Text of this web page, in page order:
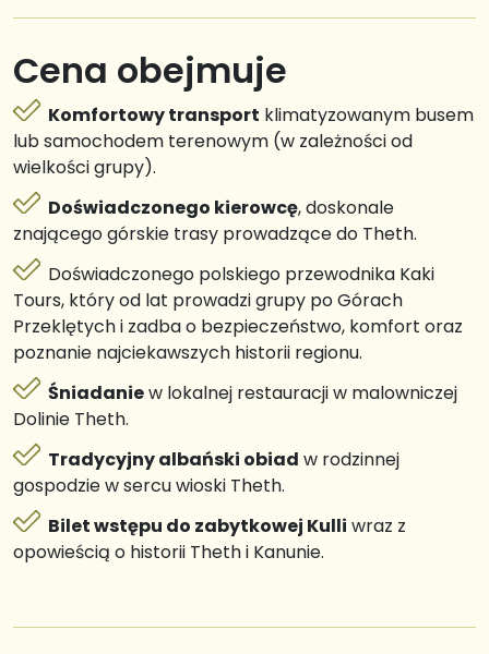
Cena obejmuje
Komfortowy transport klimatyzowanym busem
lub samochodem terenowym (w zależności od
wielkości grupy).
Doświadczonego kierowcę, doskonale
znającego górskie trasy prowadzące do Theth.
Doświadczonego polskiego przewodnika Kaki
Tours, który od lat prowadzi grupy po Górach
Przeklętych i zadba o bezpieczeństwo, komfort oraz
poznanie najciekawszych historii regionu.
Śniadaniew lokalnej restauracji w malowniczej
Dolinie Theth.
Tradycyjny albański obiad w rodzinnej
gospodzie w sercu wioski Theth.
Bilet wstępu do zabytkowej Kulli wraz z
opowieścią o historii Theth i Kanunie.